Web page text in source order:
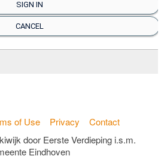
SIGN IN
CANCEL
of Use Privacy
Contact
door Eerste Verdieping i.s.m.
Eindhoven